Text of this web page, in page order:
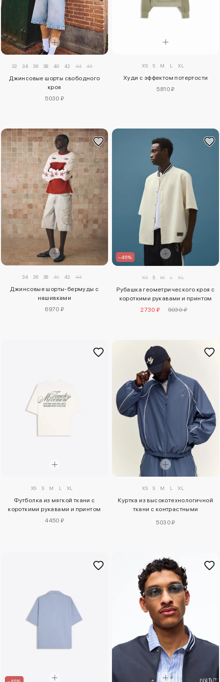
32 34 36 38 40 42 44 46
Джинсовые шорты свободного
кроя
5030 ₽
XS S M L XL
Худи с эффектом потертости
5810 ₽
34 36 38 40 42 44
Джинсовые шорты-бермуды с
нашивками
6970 ₽
–46%
XS S M L XL
Рубашка геометрического кроя с
короткими рукавами и принтом
2730 ₽
5030 ₽
XS S M L XL
Футболка из мягкой ткани с
короткими рукавами и принтом
4450 ₽
XS S M L XL
Куртка из высокотехнологичной
ткани с контрастными
5030 ₽
–46%